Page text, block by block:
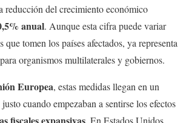
reducción del crecimiento económico
anual. Aunque esta cifra puede variar
que tomen los países afectados, ya representa
organismos multilaterales y gobiernos.
Europea, estas medidas llegan en un
cuando empezaban a sentirse los efectos
. En Estados Unidos,